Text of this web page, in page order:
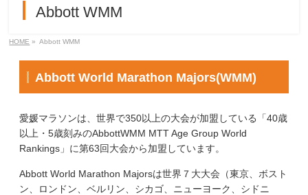
Abbott WMM
HOME » Abbott WMM
Abbott World Marathon Majors(WMM)
愛媛マラソンは、世界で350以上の大会が加盟している「40歳
以上・5歳刻みのAbbottWMM MTT Age Group World
Rankings」に第63回大会から加盟しています。
Abbott World Marathon Majorsは世界７大大会（東京、ボスト
ン、ロンドン、ベルリン、シカゴ、ニューヨーク、シドニ